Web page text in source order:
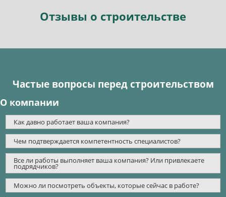
Отзывы о строительстве
Частые вопросы перед строительством
О компании
Как давно работает ваша компания?
Чем подтверждается компетентность специалистов?
Все ли работы выполняет ваша компания? Или привлекаете
подрядчиков?
Можно ли посмотреть объекты, которые сейчас в работе?